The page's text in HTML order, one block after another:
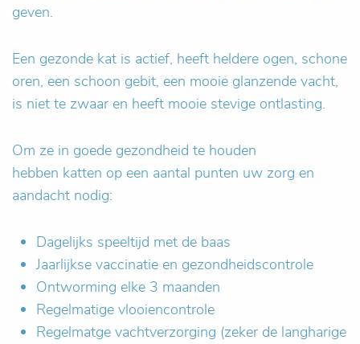
geven.
Een gezonde kat is actief, heeft heldere ogen, schone
oren, een schoon gebit, een mooie glanzende vacht,
is niet te zwaar en heeft mooie stevige ontlasting.
Om ze in goede gezondheid te houden
hebben katten op een aantal punten uw zorg en
aandacht nodig:
Dagelijks speeltijd met de baas
Jaarlijkse vaccinatie en gezondheidscontrole
Ontworming elke 3 maanden
Regelmatige vlooiencontrole
Regelmatge vachtverzorging (zeker de langharige